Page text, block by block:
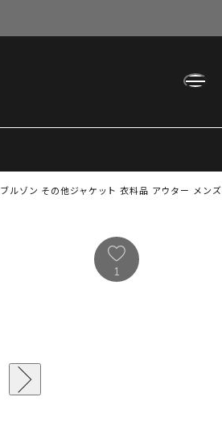
ゾン その他ジャケット 衣料品 アウター メンズ
1